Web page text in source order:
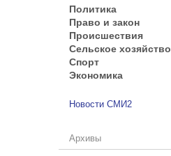
Политика
Право и закон
Происшествия
Сельское хозяйство
Спорт
Экономика
Новости СМИ2
Архивы